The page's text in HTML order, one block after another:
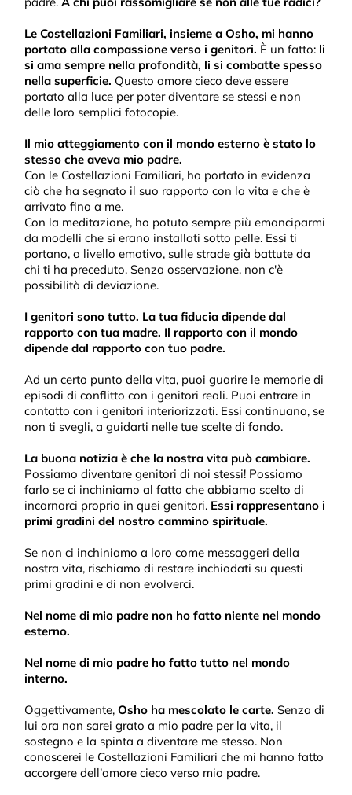
Le Costellazioni Familiari, insieme a Osho, mi hanno
portato alla compassione verso i genitori. È un fatto: li
si ama sempre nella profondità, li si combatte spesso
nella superficie. Questo amore cieco deve essere
portato alla luce per poter diventare se stessi e non
delle loro semplici fotocopie.
Il mio atteggiamento con il mondo esterno è stato lo
stesso che aveva mio padre.
Con le Costellazioni Familiari, ho portato in evidenza
ciò che ha segnato il suo rapporto con la vita e che è
arrivato fino a me.
Con la meditazione, ho potuto sempre più emanciparmi
da modelli che si erano installati sotto pelle. Essi ti
portano, a livello emotivo, sulle strade già battute da
chi ti ha preceduto. Senza osservazione, non c'è
possibilità di deviazione.
I genitori sono tutto. La tua fiducia dipende dal
rapporto con tua madre. Il rapporto con il mondo
dipende dal rapporto con tuo padre.
Ad un certo punto della vita, puoi guarire le memorie di
episodi di conflitto con i genitori reali. Puoi entrare in
contatto con i genitori interiorizzati. Essi continuano, se
non ti svegli, a guidarti nelle tue scelte di fondo.
La buona notizia è che la nostra vita può cambiare.
Possiamo diventare genitori di noi stessi! Possiamo
farlo se ci inchiniamo al fatto che abbiamo scelto di
incarnarci proprio in quei genitori. Essi rappresentano i
primi gradini del nostro cammino spirituale.
Se non ci inchiniamo a loro come messaggeri della
nostra vita, rischiamo di restare inchiodati su questi
primi gradini e di non evolverci.
Nel nome di mio padre non ho fatto niente nel mondo
esterno.
Nel nome di mio padre ho fatto tutto nel mondo
interno.
Oggettivamente, Osho ha mescolato le carte. Senza di
lui ora non sarei grato a mio padre per la vita, il
sostegno e la spinta a diventare me stesso. Non
conoscerei le Costellazioni Familiari che mi hanno fatto
accorgere dell’amore cieco verso mio padre.